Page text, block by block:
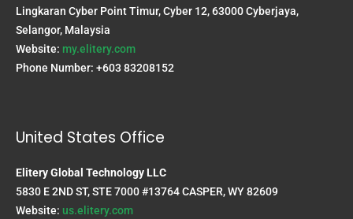
Lingkaran Cyber Point Timur, Cyber 12, 63000 Cyberjaya,
Selangor, Malaysia
Website: my.elitery.com
Phone Number: +603 83208152
United States Office
Elitery Global Technology LLC
5830 E 2ND ST, STE 7000 #13764 CASPER, WY 82609
Website: us.elitery.com